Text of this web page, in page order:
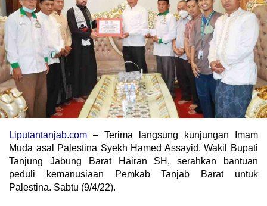
Liputantanjab.com – Terima langsung kunjungan Imam
Muda asal Palestina Syekh Hamed Assayid, Wakil Bupati
Tanjung Jabung Barat Hairan SH, serahkan bantuan
peduli kemanusiaan Pemkab Tanjab Barat untuk
Palestina. Sabtu (9/4/22).